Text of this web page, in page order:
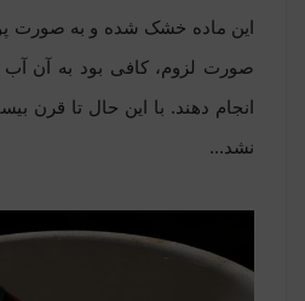
این ماده خشک شده و به صورت
صورت لزوم، کافی بود به آن آب
انجام دهند. با این حال تا قرن
نشد...